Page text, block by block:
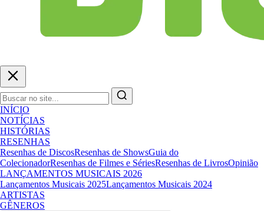
INÍCIO
NOTÍCIAS
HISTÓRIAS
RESENHAS
Resenhas de DiscosResenhas de ShowsGuia do
ColecionadorResenhas de Filmes e SériesResenhas de LivrosOpinião
LANÇAMENTOS MUSICAIS 2026
Lançamentos Musicais 2025Lançamentos Musicais 2024
ARTISTAS
GÊNEROS